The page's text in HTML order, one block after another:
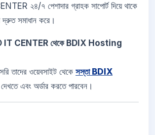
২৪/৭ পেশাদার গ্রাহক সাপোর্ট দিয়ে থাকে
দ্রুত সমাধান করে।
IT CENTER থেকে BDIX Hosting
তাদের ওয়েবসাইট থেকে সস্তা BDIX
এবং অর্ডার করতে পারবেন।